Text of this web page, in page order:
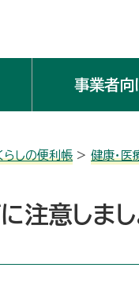
事業者向
らしの便利帳 > 健康・医
注意しまし